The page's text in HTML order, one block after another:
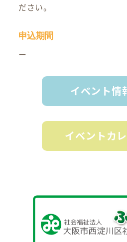
ださい。
申込期間
ー
イベント情
イベントカ